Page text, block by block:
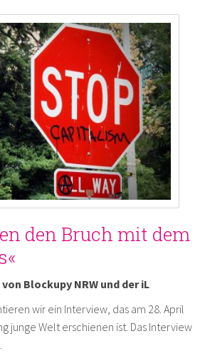
den Bruch mit dem
Blockupy NRW und der iL
wir ein Interview, das am 28. April
junge Welt erschienen ist. Das Interview